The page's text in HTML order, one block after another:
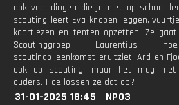
ook veel dingen die je niet op school
scouting leert Eva knopen leggen,
kaartlezen en tenten opzetten. Ze
Scoutinggroep Laurentius
scoutingbijeenkomst eruitziet. Ard en
ook op scouting, maar het mag
ouders. Hoe lossen ze dat op?
31-01-2025 18:45
NPO3